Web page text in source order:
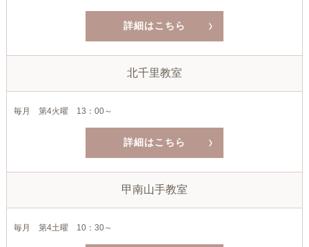
詳細はこちら
北千里教室
毎月 第4火曜 13：00～
詳細はこちら
甲南山手教室
毎月 第4土曜 10：30～